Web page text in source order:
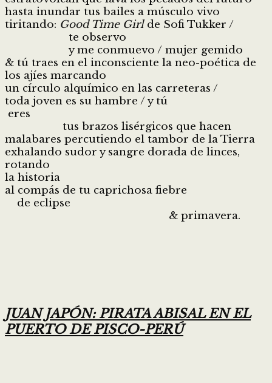
hasta inundar tus bailes a músculo vivo
tiritando: Good Time Girl de Sofi Tukker /
te observo
y me conmuevo / mujer gemido
& tú traes en el inconsciente la neo-poética de
los ajíes marcando
un círculo alquímico en las carreteras /
toda joven es su hambre / y tú
eres
tus brazos lisérgicos que hacen
malabares percutiendo el tambor de la Tierra
exhalando sudor y sangre dorada de linces,
rotando
la historia
al compás de tu caprichosa fiebre
de eclipse
& primavera.
JUAN JAPÓN: PIRATA ABISAL EN EL
PUERTO DE PISCO-PERÚ